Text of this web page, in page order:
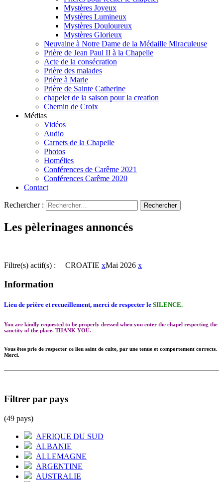
Mystères Joyeux
Mystères Lumineux
Mystères Douloureux
Mystères Glorieux
Neuvaine à Notre Dame de la Médaille Miraculeuse
Prière de Jean Paul II à la Chapelle
Acte de la consécration
Prière des malades
Prière à Marie
Prière de Sainte Catherine
chapelet de la saison pour la creation
Chemin de Croix
Médias
Vidéos
Audio
Carnets de la Chapelle
Photos
Homélies
Conférences de Carême 2021
Conférences Carême 2020
Contact
Rechercher :
Les pèlerinages annoncés
Filtre(s) actif(s) : CROATIE xMai 2026 x
Information
Lieu de prière et recueillement, merci de respecter le SILENCE.
You are kindly requested to be properly dressed when you enter the chapel respecting the
sanctity of the place. THANK YOU.
Vous êtes prie de respecter ce lieu saint de culte, par une tenue et comportement corrects.
Merci.
Filtrer par pays
(49 pays)
AFRIQUE DU SUD
ALBANIE
ALLEMAGNE
ARGENTINE
AUSTRALIE